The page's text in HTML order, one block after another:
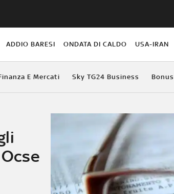
ADDIO BARESI ONDATA DI CALDO USA-IRAN
E Mercati Sky TG24 Business Bonus